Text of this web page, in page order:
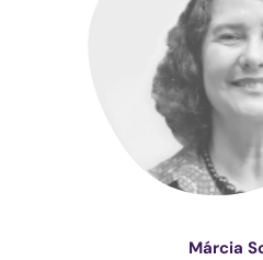
Márcia